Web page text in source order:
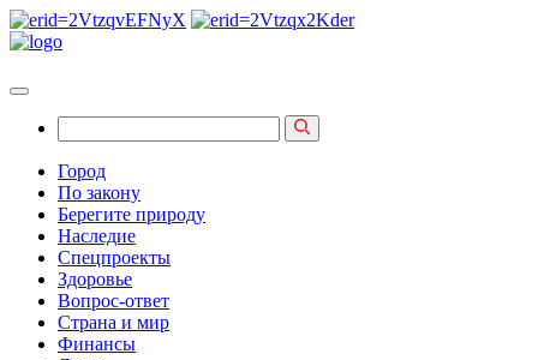
Город
По закону
Берегите природу
Наследие
Спецпроекты
Здоровье
Вопрос-ответ
Страна и мир
Финансы